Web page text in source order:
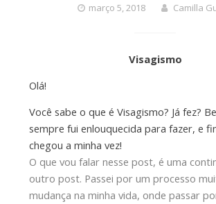
março 5, 2018 Camilla
Visagismo
Olá!
Você sabe o que é Visagismo? Já fez?
sempre fui enlouquecida para fazer, e
chegou a minha vez!
O que vou falar nesse post, é uma
outro post. Passei por um processo
mudança na minha vida, onde passar